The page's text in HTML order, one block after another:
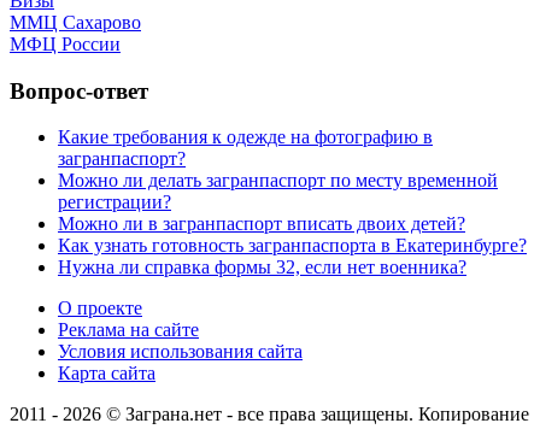
ММЦ Сахарово
МФЦ России
Вопрос-ответ
Какие требования к одежде на фотографию в
загранпаспорт?
Можно ли делать загранпаспорт по месту временной
регистрации?
Можно ли в загранпаспорт вписать двоих детей?
Как узнать готовность загранпаспорта в Екатеринбурге?
Нужна ли справка формы 32, если нет военника?
О проекте
Реклама на сайте
Условия использования сайта
Карта сайта
2011 - 2026 © Заграна.нет - все права защищены. Копирование